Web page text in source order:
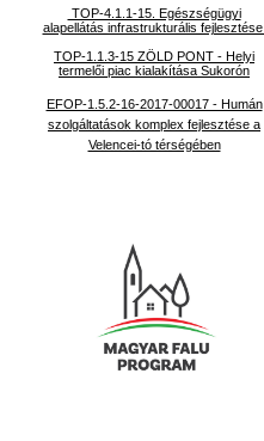
TOP-4.1.1-15. Egészségügyi
alapellátás infrastrukturális fejlesztése
TOP-1.1.3-15 ZÖLD PONT - Helyi
termelői piac kialakítása Sukorón
EFOP-1.5.2-16-2017-00017 - Humán
szolgáltatások komplex fejlesztése a
Velencei-tó térségében